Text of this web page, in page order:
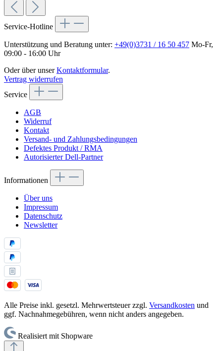
Service-Hotline
Unterstützung und Beratung unter: +49(0)3731 / 16 50 457 Mo-Fr,
09:00 - 16:00 Uhr
Oder über unserKontaktformular.
Vertrag widerrufen
Service
AGB
Widerruf
Kontakt
Versand- und Zahlungsbedingungen
Defektes Produkt / RMA
Autorisierter Dell-Partner
Informationen
Über uns
Impressum
Datenschutz
Newsletter
Alle Preise inkl. gesetzl. Mehrwertsteuer zzgl. Versandkosten und
ggf. Nachnahmegebühren, wenn nicht anders angegeben.
Realisiert mit Shopware